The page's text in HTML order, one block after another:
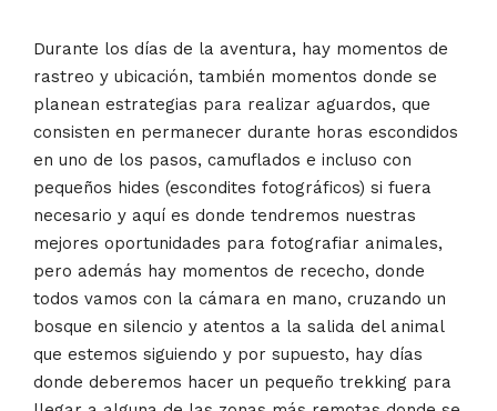
Durante los días de la aventura, hay momentos de
rastreo y ubicación, también momentos donde se
planean estrategias para realizar aguardos, que
consisten en permanecer durante horas escondidos
en uno de los pasos, camuflados e incluso con
pequeños hides (escondites fotográficos) si fuera
necesario y aquí es donde tendremos nuestras
mejores oportunidades para fotografiar animales,
pero además hay momentos de rececho, donde
todos vamos con la cámara en mano, cruzando un
bosque en silencio y atentos a la salida del animal
que estemos siguiendo y por supuesto, hay días
donde deberemos hacer un pequeño trekking para